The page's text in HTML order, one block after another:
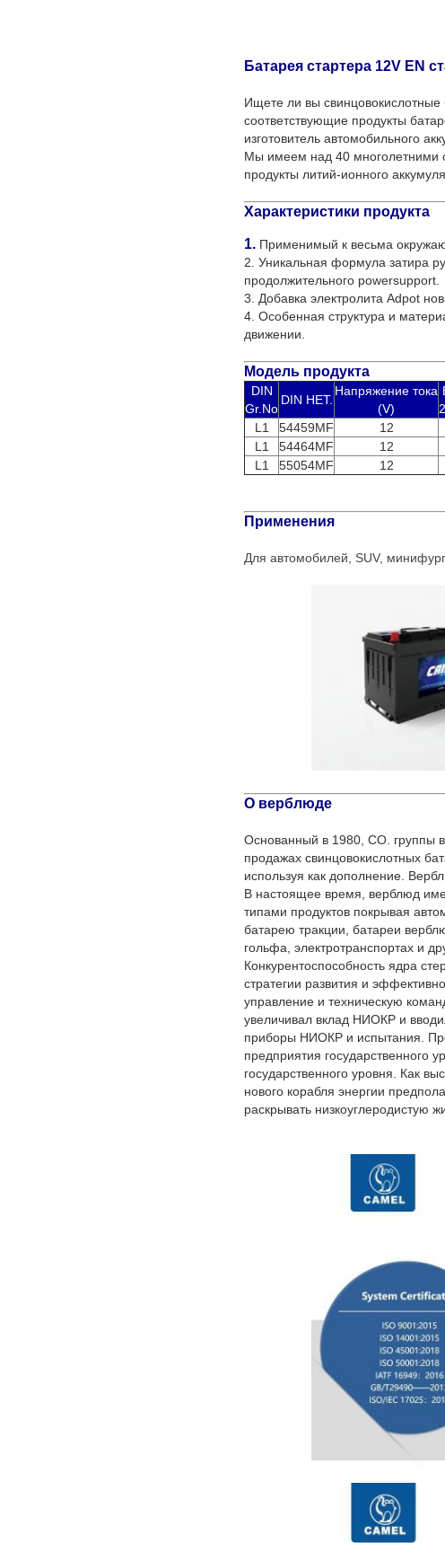
Батарея стартера 12V EN
Ищете ли вы
соответствующие продукты
изготовитель автомобильного
Мы имеем над 40 многолетними
продукты литий-ионного
Характеристики продукта
1. Применимый к весьма
2. Уникальная формула затира
продолжительного powersupport.
3. Добавка электролита Adpot
4. Особенная структура и
движении.
Модель продукта
DIN
Gr.No
DIN НЕТ.
Напряжение тока
(V)
L1
54459MF 12
L1
54464MF 12
L1
55054MF 12
Применения
Для автомобилей, SUV,
О верблюде
Основанный в 1980, CO. группы
продажах свинцовокислотных
используя как дополнение.
В настоящее время, верблюд
типами продуктов покрывая
батарею тракции, батареи
гольфа, электротранспортах и
Конкурентоспособность ядра
стратегии развития и
управление и техническую
увеличивал вклад НИОКР и
приборы НИОКР и испытания.
предприятия государственного
государственного уровня. Как
нового корабля энергии
раскрывать низкоуглеродистую